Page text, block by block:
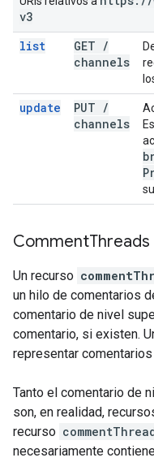
v3
list
GET /
channels
update PUT /
channels
CommentThreads
Un recurso
un hilo de comentarios
comentario de nivel
comentario, si existen.
representar
Tanto el comentario de
son, en realidad,
recurso
necesariamente